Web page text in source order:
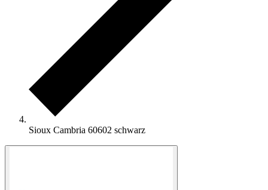
Sioux Cambria 60602 schwarz